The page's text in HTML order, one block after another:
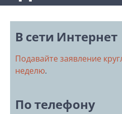
В сети Интернет
Подавайте заявление
неделю.
По телефону